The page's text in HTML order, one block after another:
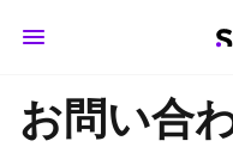
お問い合